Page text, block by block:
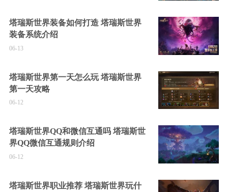
塔瑞斯世界装备如何打造 塔瑞斯世界
装备系统介绍
06-13
塔瑞斯世界第一天怎么玩 塔瑞斯世界
第一天攻略
06-12
塔瑞斯世界QQ和微信互通吗 塔瑞斯世
界QQ微信互通规则介绍
06-12
塔瑞斯世界职业推荐 塔瑞斯世界玩什